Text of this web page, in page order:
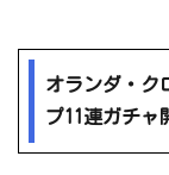
オランダ・ク
プ11連ガチャ